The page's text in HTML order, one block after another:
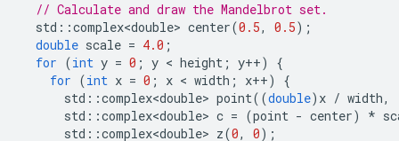
// Calculate and draw the Mandelbrot set.
std ::complex<double> center(0.5, 0.5);
double scale = 4.0 ;
for (int y = 0 ; y < height ; y++)
{
for (int x = 0 ; x < width ; x++)
{
std ::complex<double> point((double) x / width,
std ::complex<double> c = (point - center) *
std ::complex<double> z(0, 0);